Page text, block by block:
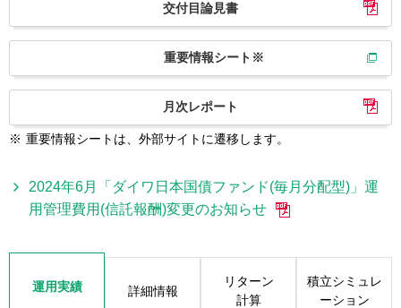
交付目論見書
重要情報シート※
月次レポート
※ 重要情報シートは、外部サイトに遷移します。
2024年6月「ダイワ日本国債ファンド(毎月分配型)」運
用管理費用(信託報酬)変更のお知らせ
運用実績 詳細情報
リターン
計算
積立シミュレ
ーション